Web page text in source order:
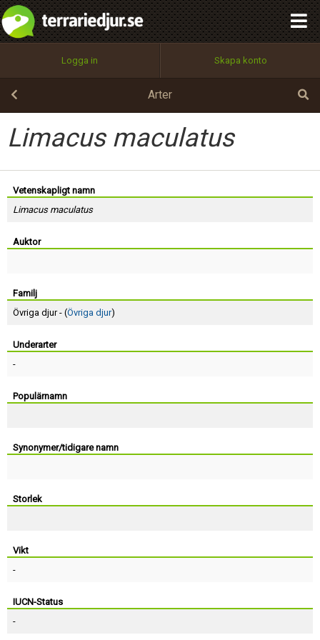
Logga in Skapa konto
Arter
Limacus maculatus
Vetenskapligt namn
Limacus maculatus
Auktor
Familj
Övriga djur - (Övriga djur)
Underarter
-
Populärnamn
Synonymer/tidigare namn
Storlek
Vikt
-
IUCN-Status
-
Utför
100%
OK
integritetspolicy
Namn:
Epost:
Lösenord:
Terms of Service
Begär nytt lösenord
Tillbaka till förstasidan